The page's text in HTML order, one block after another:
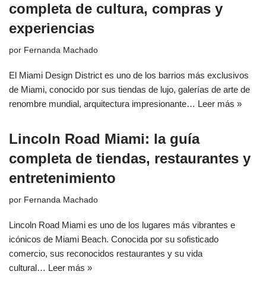
completa de cultura, compras y
experiencias
por Fernanda Machado
El Miami Design District es uno de los barrios más exclusivos
de Miami, conocido por sus tiendas de lujo, galerías de arte de
renombre mundial, arquitectura impresionante… Leer más »
Lincoln Road Miami: la guía
completa de tiendas, restaurantes y
entretenimiento
por Fernanda Machado
Lincoln Road Miami es uno de los lugares más vibrantes e
icónicos de Miami Beach. Conocida por su sofisticado
comercio, sus reconocidos restaurantes y su vida
cultural… Leer más »